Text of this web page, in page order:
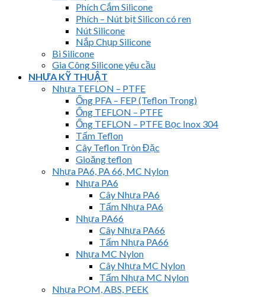
Phích Cắm Silicone
Phích – Nút bịt Silicon có ren
Nút Silicone
Nắp Chụp Silicone
Bi Silicone
Gia Công Silicone yêu cầu
NHỰA KỸ THUẬT
Nhựa TEFLON – PTFE
Ống PFA – FEP (Teflon Trong)
Ống TEFLON – PTFE
Ống TEFLON – PTFE Bọc Inox 304
Tấm Teflon
Cây Teflon Tròn Đặc
Gioăng teflon
Nhựa PA6, PA 66, MC Nylon
Nhựa PA6
Cây Nhựa PA6
Tấm Nhựa PA6
Nhựa PA66
Cây Nhựa PA66
Tấm Nhựa PA66
Nhựa MC Nylon
Cây Nhựa MC Nylon
Tấm Nhựa MC Nylon
Nhựa POM, ABS, PEEK